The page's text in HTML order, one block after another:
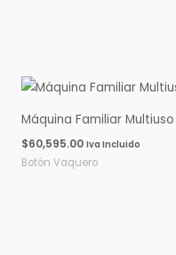
Máquina Familiar Multiuso
$60,595.00 Iva Incluido
Botón Vaquero